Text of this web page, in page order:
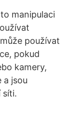
manipulaci
používat
pokud
kamery,
a jsou
síti.